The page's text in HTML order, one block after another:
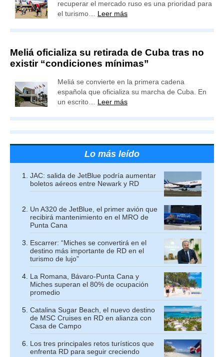
recuperar el mercado ruso es una prioridad para
el turismo… Leer más
Meliá oficializa su retirada de Cuba tras no
existir “condiciones mínimas”
Meliá se convierte en la primera cadena
española que oficializa su marcha de Cuba. En
un escrito… Leer más
Lo más leído
JAC: salida de JetBlue podría aumentar
boletos aéreos entre Newark y RD
Un A320 de JetBlue, el primer avión que
recibirá mantenimiento en el MRO de
Punta Cana
Escarrer: “Miches se convertirá en el
destino más importante de RD en el
turismo de lujo”
La Romana, Bávaro-Punta Cana y
Miches superan el 80% de ocupación
promedio
Catalina Sugar Beach, el nuevo destino
de MSC Cruises en RD en alianza con
Casa de Campo
Los tres principales retos turísticos que
enfrenta RD para seguir creciendo